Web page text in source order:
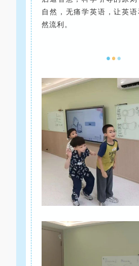
自然，无痛学英语，让英
然流利。